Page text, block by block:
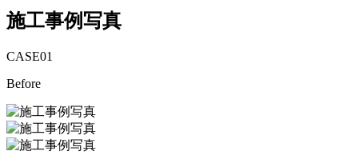
施工事例写真
CASE01
Before